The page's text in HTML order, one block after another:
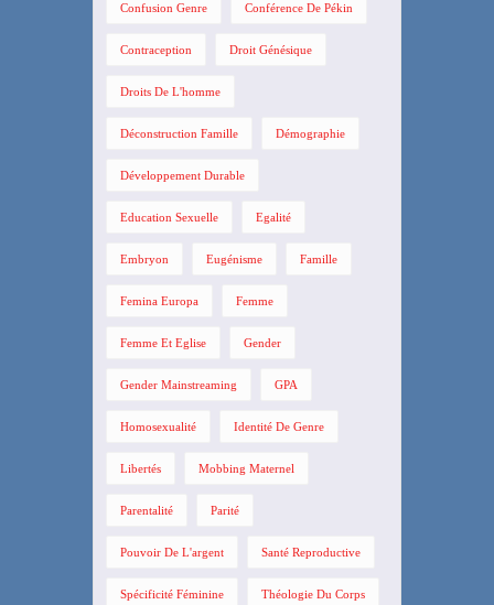
Confusion Genre Conférence De Pékin
Contraception Droit Génésique
Droits De L'homme
Déconstruction Famille Démographie
Développement Durable
Education Sexuelle Egalité
Embryon Eugénisme Famille
Femina Europa Femme
Femme Et Eglise Gender
Gender Mainstreaming GPA
Homosexualité Identité De Genre
Libertés Mobbing Maternel
Parentalité Parité
Pouvoir De L'argent Santé Reproductive
Spécificité Féminine Théologie Du Corps